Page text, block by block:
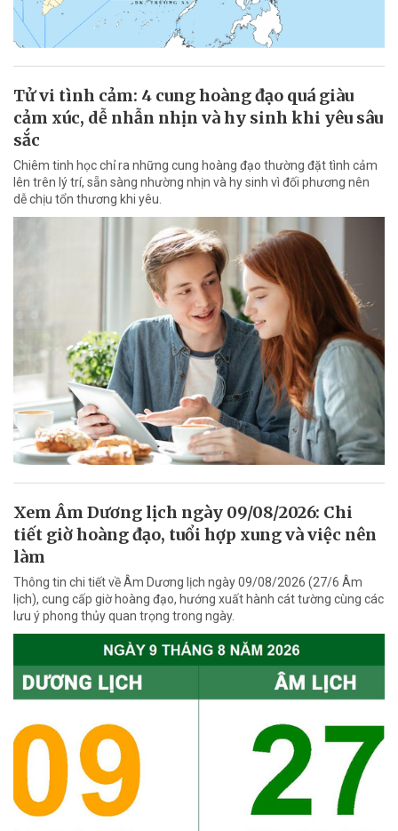
Tử vi tình cảm: 4 cung hoàng đạo quá giàu
cảm xúc, dễ nhẫn nhịn và hy sinh khi yêu sâu
sắc
Chiêm tinh học chỉ ra những cung hoàng đạo thường đặt tình cảm
lên trên lý trí, sẵn sàng nhường nhịn và hy sinh vì đối phương nên
dễ chịu tổn thương khi yêu.
Xem Âm Dương lịch ngày 09/08/2026: Chi
tiết giờ hoàng đạo, tuổi hợp xung và việc nên
làm
Thông tin chi tiết về Âm Dương lịch ngày 09/08/2026 (27/6 Âm
lịch), cung cấp giờ hoàng đạo, hướng xuất hành cát tường cùng các
lưu ý phong thủy quan trọng trong ngày.